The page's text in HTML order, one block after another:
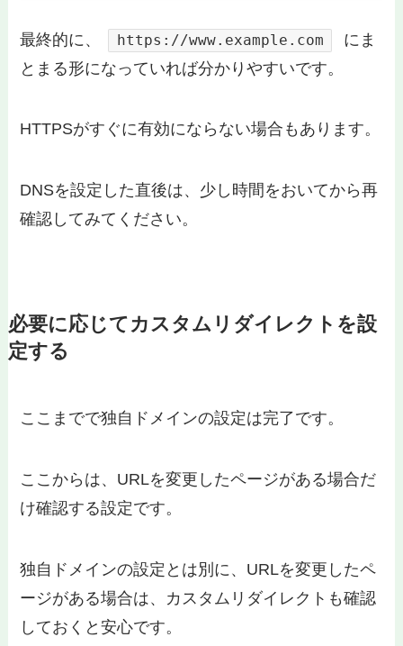
最終的に、 https://www.example.com
にま
とまる形になっていれば分かりやすいです。
HTTPSがすぐに有効にならない場合もあります。
DNSを設定した直後は、少し時間をおいてから再
確認してみてください。
必要に応じてカスタムリダイレクトを設
定する
ここまでで独自ドメインの設定は完了です。
ここからは、URLを変更したページがある場合だ
け確認する設定です。
独自ドメインの設定とは別に、URLを変更したペ
ージがある場合は、カスタムリダイレクトも確認
しておくと安心です。